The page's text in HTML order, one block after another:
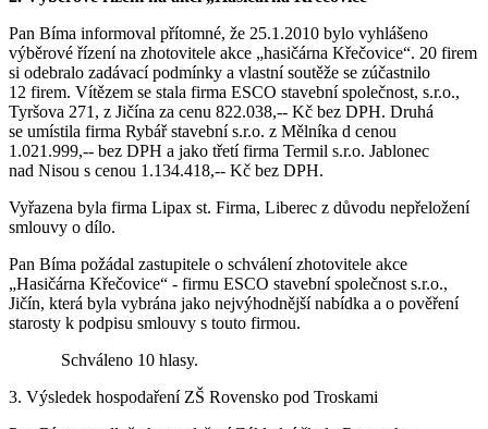
Pan Bíma informoval přítomné, že 25.1.2010 bylo vyhlášeno
výběrové řízení na zhotovitele akce „hasičárna Křečovice“. 20 firem
si odebralo zadávací podmínky a vlastní soutěže se zúčastnilo
12 firem. Vítězem se stala firma ESCO stavební společnost, s.r.o.,
Tyršova 271, z Jičína za cenu 822.038,-- Kč bez DPH. Druhá
se umístila firma Rybář stavební s.r.o. z Mělníka d cenou
1.021.999,-- bez DPH a jako třetí firma Termil s.r.o. Jablonec
nad Nisou s cenou 1.134.418,-- Kč bez DPH.
Vyřazena byla firma Lipax st. Firma, Liberec z důvodu nepřeložení
smlouvy o dílo.
Pan Bíma požádal zastupitele o schválení zhotovitele akce
„Hasičárna Křečovice“ - firmu ESCO stavební společnost s.r.o.,
Jičín, která byla vybrána jako nejvýhodnější nabídka a o pověření
starosty k podpisu smlouvy s touto firmou.
Schváleno 10 hlasy.
3. Výsledek hospodaření ZŠ Rovensko pod Troskami